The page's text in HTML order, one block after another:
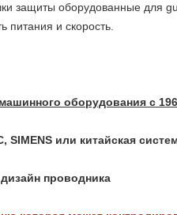
защиты оборудованные для
питания и скорость.
оборудования с
или китайская
проводника